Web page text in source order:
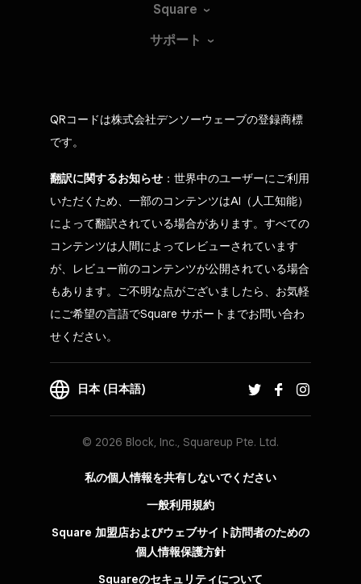
Square
サポート
QRコードは株式会社デンソーウェーブの登録商標
です。
翻訳に関するお知らせ ：世界中のユーザーにご利用
いただくため、一部のコンテンツはAI（人工知能）
によって翻訳されている場合があります。すべての
コンテンツは人間によってレビューされています
が、レビュー前のコンテンツが公開されている場合
もあります。ご不明な点がございましたら、お気軽
にご希望の言語でSquare サポートまでお問い合わ
せください。
日本 (日本語)
© 2026 Block, Inc., Squareup Pte. Ltd.
私の個人情報を共有しないでください
一般利用規約
Square 加盟店およびウェブサイト訪問者の​ための​
個人情報保護方針​
Squareのセキュリティについて